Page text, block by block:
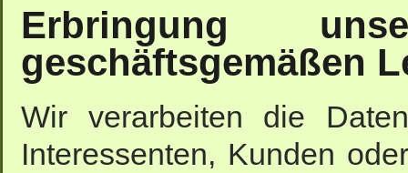
Erbringung
geschäftsgemäßen
Wir verarbeiten die
Interessenten, Kunden